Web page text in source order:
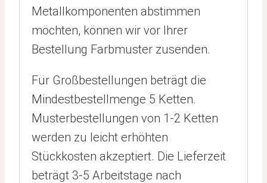
Metallkomponenten abstimmen
möchten, können wir vor Ihrer
Bestellung Farbmuster zusenden.
Für Großbestellungen beträgt die
Mindestbestellmenge 5 Ketten.
Musterbestellungen von 1-2 Ketten
werden zu leicht erhöhten
Stückkosten akzeptiert. Die Lieferzeit
beträgt 3-5 Arbeitstage nach